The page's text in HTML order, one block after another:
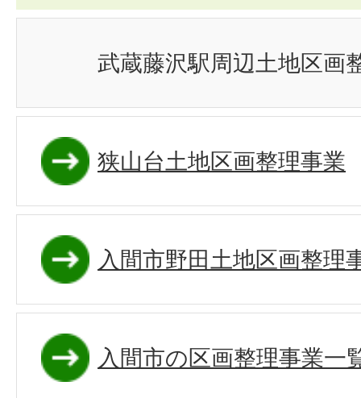
武蔵藤沢駅周辺土地区画
狭山台土地区画整理事業
入間市野田土地区画整理
入間市の区画整理事業一